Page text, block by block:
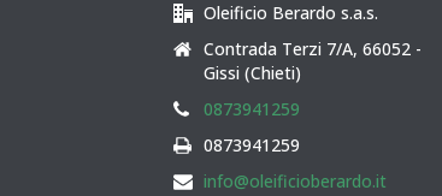
Oleificio Berardo s.a.s.
Contrada Terzi 7/A, 66052 -
Gissi (Chieti)
0873941259
0873941259
info@oleificioberardo.it